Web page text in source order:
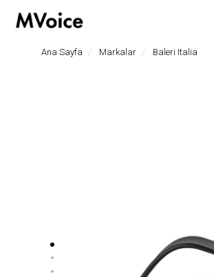
Ana Sayfa Markalar Baleri Italia